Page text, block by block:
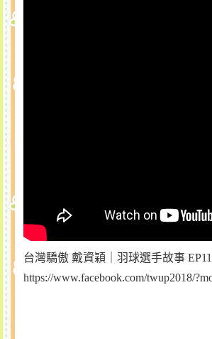
台灣驕傲 戴資穎｜羽球選手故事
https://www.facebook.com/twup2018/